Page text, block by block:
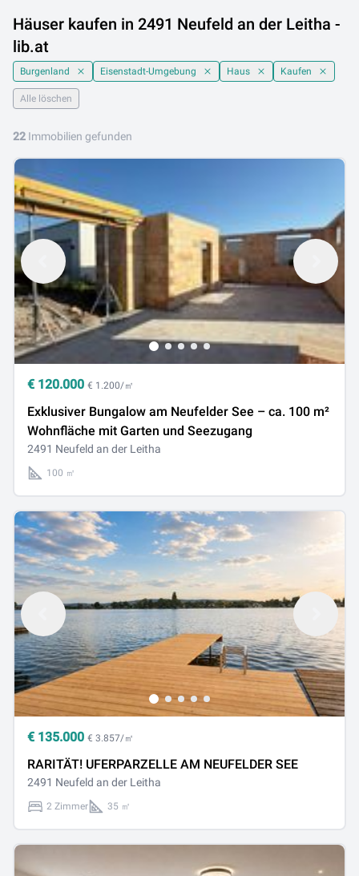
Häuser kaufen in 2491 Neufeld an der Leitha -
lib.at
Burgenland Eisenstadt-Umgebung Haus Kaufen
Alle löschen
22 Immobilien gefunden
€ 120.000 € 1.200/㎡
Exklusiver Bungalow am Neufelder See – ca. 100 m²
Wohnfläche mit Garten und Seezugang
2491 Neufeld an der Leitha
100 ㎡
€ 135.000 € 3.857/㎡
RARITÄT! UFERPARZELLE AM NEUFELDER SEE
2491 Neufeld an der Leitha
2 Zimmer 35 ㎡